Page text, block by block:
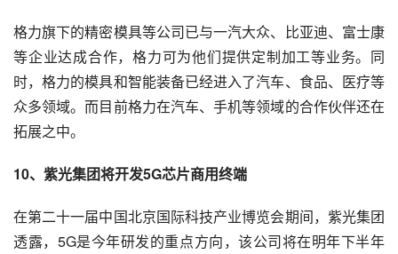
格力旗下的精密模具等公司已与一汽大众、比亚迪、富士康
等企业达成合作，格力可为他们提供定制加工等业务。同
时，格力的模具和智能装备已经进入了汽车、食品、医疗等
众多领域。而目前格力在汽车、手机等领域的合作伙伴还在
拓展之中。
10、紫光集团将开发5G芯片商用终端
在第二十一届中国北京国际科技产业博览会期间，紫光集团
透露，5G是今年研发的重点方向，该公司将在明年下半年